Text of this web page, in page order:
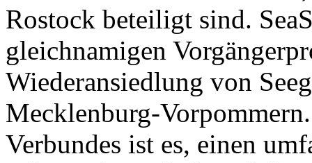
Rostock beteiligt sind.
gleichnamigen
Wiederansiedlung von
Mecklenburg-
Verbundes ist es, einen